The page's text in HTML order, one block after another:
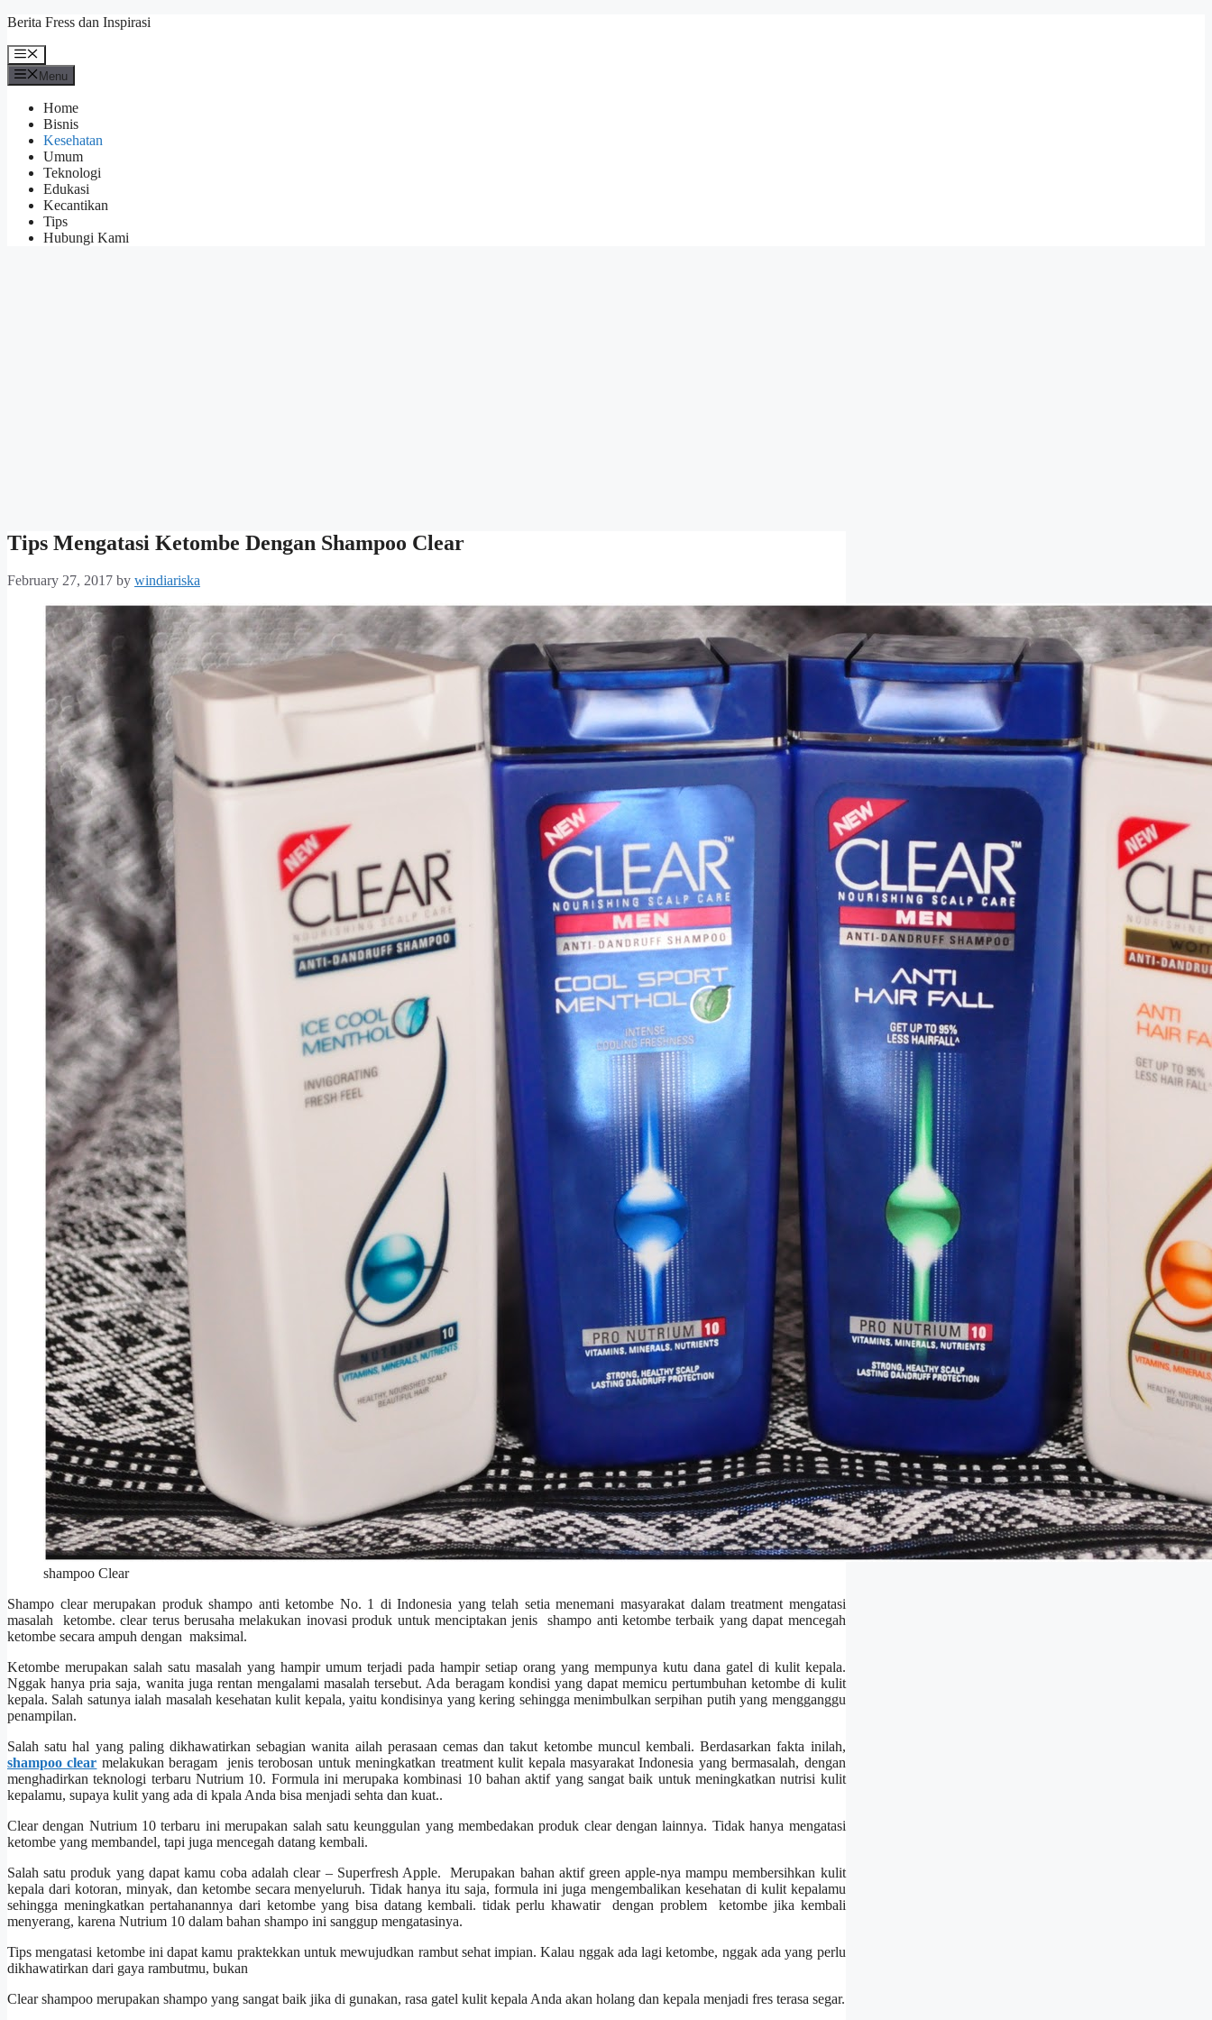
Skip
content
Berita Fress dan Inspirasi
Menu
Menu
Home
Bisnis
Kesehatan
Umum
Teknologi
Edukasi
Kecantikan
Tips
Hubungi Kami
Tips Mengatasi Ketombe Dengan Shampoo Clear
February 27, 2017 by windiariska
shampoo Clear
Shampo clear merupakan produk shampo anti ketombe No. 1 di Indonesia yang telah setia menemani masyarakat dalam treatment mengatasi
masalah ketombe. clear terus berusaha melakukan inovasi produk untuk menciptakan jenis shampo anti ketombe terbaik yang dapat mencegah
ketombe secara ampuh dengan maksimal.
Ketombe merupakan salah satu masalah yang hampir umum terjadi pada hampir setiap orang yang mempunya kutu dana gatel di kulit kepala.
Nggak hanya pria saja, wanita juga rentan mengalami masalah tersebut. Ada beragam kondisi yang dapat memicu pertumbuhan ketombe di kulit
kepala. Salah satunya ialah masalah kesehatan kulit kepala, yaitu kondisinya yang kering sehingga menimbulkan serpihan putih yang mengganggu
penampilan.
Salah satu hal yang paling dikhawatirkan sebagian wanita ailah perasaan cemas dan takut ketombe muncul kembali. Berdasarkan fakta inilah,
shampoo clear melakukan beragam jenis terobosan untuk meningkatkan treatment kulit kepala masyarakat Indonesia yang bermasalah, dengan
menghadirkan teknologi terbaru Nutrium 10. Formula ini merupaka kombinasi 10 bahan aktif yang sangat baik untuk meningkatkan nutrisi kulit
kepalamu, supaya kulit yang ada di kpala Anda bisa menjadi sehta dan kuat..
Clear dengan Nutrium 10 terbaru ini merupakan salah satu keunggulan yang membedakan produk clear dengan lainnya. Tidak hanya mengatasi
ketombe yang membandel, tapi juga mencegah datang kembali.
Salah satu produk yang dapat kamu coba adalah clear – Superfresh Apple. Merupakan bahan aktif green apple-nya mampu membersihkan kulit
kepala dari kotoran, minyak, dan ketombe secara menyeluruh. Tidak hanya itu saja, formula ini juga mengembalikan kesehatan di kulit kepalamu
sehingga meningkatkan pertahanannya dari ketombe yang bisa datang kembali. tidak perlu khawatir dengan problem ketombe jika kembali
menyerang, karena Nutrium 10 dalam bahan shampo ini sanggup mengatasinya.
Tips mengatasi ketombe ini dapat kamu praktekkan untuk mewujudkan rambut sehat impian. Kalau nggak ada lagi ketombe, nggak ada yang perlu
dikhawatirkan dari gaya rambutmu, bukan
Clear shampoo merupakan shampo yang sangat baik jika di gunakan, rasa gatel kulit kepala Anda akan holang dan kepala menjadi fres terasa segar.